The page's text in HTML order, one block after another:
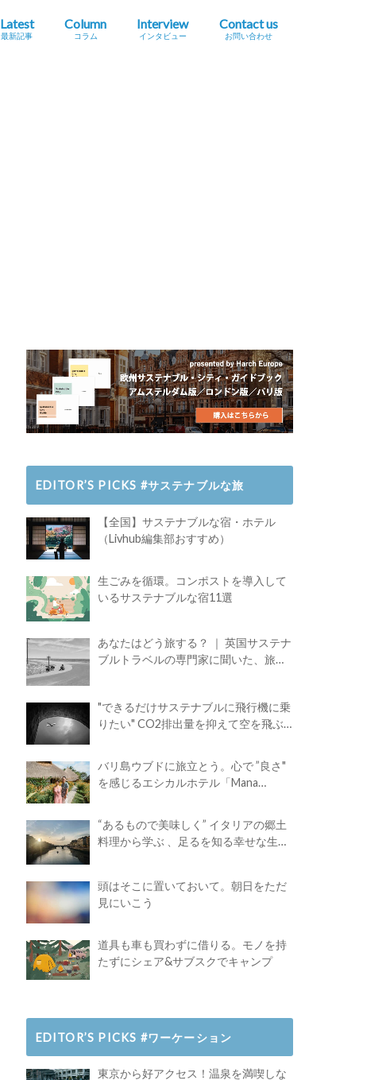
Latest
最新記事
Column
コラム
Interview
インタビュー
Contact us
お問い合わせ
EDITOR’S PICKS #サステナブルな旅
【全国】サステナブルな宿・ホテル
（Livhub編集部おすすめ）
生ごみを循環。コンポストを導入して
いるサステナブルな宿11選
あなたはどう旅する？ ｜ 英国サステナ
ブルトラベルの専門家に聞いた、旅の
"できるだけサステナブルに飛行機に乗
りたい" CO2排出量を抑えて空を飛ぶ
バリ島ウブドに旅立とう。心で ”良さ"
を感じるエシカルホテル「Mana
“あるもので美味しく” イタリアの郷土
料理から学ぶ 、足るを知る幸せな生き
頭はそこに置いておいて。朝日をただ
見にいこう
道具も車も買わずに借りる。モノを持
たずにシェア&サブスクでキャンプ
EDITOR’S PICKS #ワーケーション
東京から好アクセス！温泉を満喫しな